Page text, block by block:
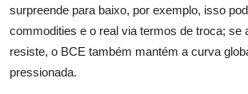
surpreende para baixo, por exemplo, isso
commodities e o real via termos de troca; se
resiste, o BCE também mantém a curva
pressionada.